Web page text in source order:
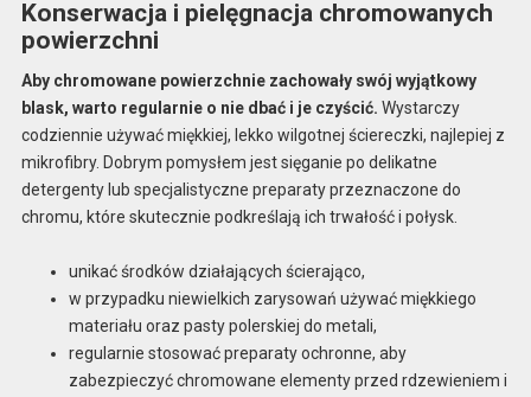
Konserwacja i pielęgnacja chromowanych
powierzchni
Aby chromowane powierzchnie zachowały swój wyjątkowy
blask, warto regularnie o nie dbać i je czyścić. Wystarczy
codziennie używać miękkiej, lekko wilgotnej ściereczki, najlepiej z
mikrofibry. Dobrym pomysłem jest sięganie po delikatne
detergenty lub specjalistyczne preparaty przeznaczone do
chromu, które skutecznie podkreślają ich trwałość i połysk.
unikać środków działających ścierająco,
w przypadku niewielkich zarysowań używać miękkiego
materiału oraz pasty polerskiej do metali,
regularnie stosować preparaty ochronne, aby
zabezpieczyć chromowane elementy przed rdzewieniem i